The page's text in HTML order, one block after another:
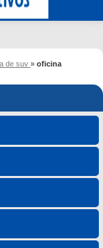
de suv»oficina